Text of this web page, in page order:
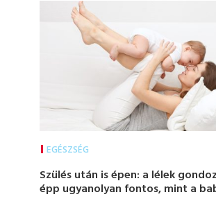
EGÉSZSÉG
Szülés után is épen: a lélek
épp ugyanolyan fontos, mint a